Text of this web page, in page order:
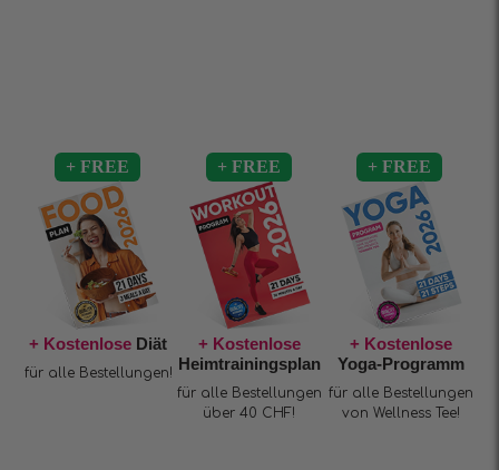
+ Kostenlose Diät
für alle Bestellungen!
+ Kostenlose
Heimtrainingsplan
für alle Bestellungen
über 40 CHF!
+ Kostenlose
Yoga-Programm
für alle Bestellungen
von Wellness Tee!